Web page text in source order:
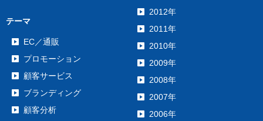
テーマ
EC／通販
プロモーション
顧客サービス
ブランディング
顧客分析
2012年
2011年
2010年
2009年
2008年
2007年
2006年